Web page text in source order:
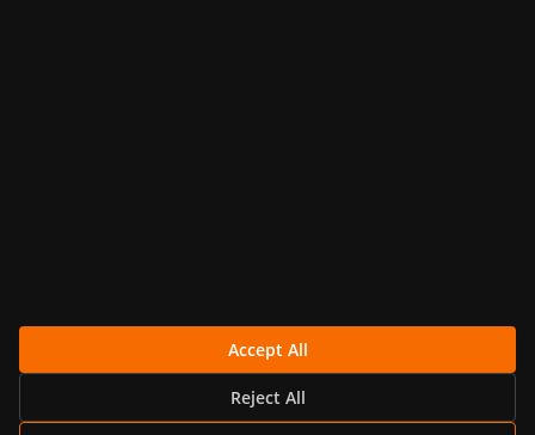
Accept All
Reject All